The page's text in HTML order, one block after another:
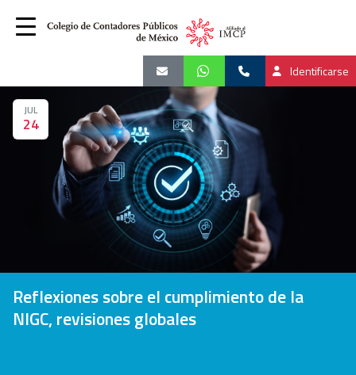
Identificarse
JUL
24
Reflexiones sobre el cumplimiento de la
NIGC, revisiones globales